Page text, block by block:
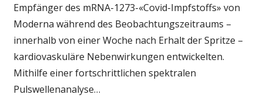
Empfänger des mRNA-1273-«Covid-Impfstoffs» von
Moderna während des Beobachtungszeitraums –
innerhalb von einer Woche nach Erhalt der Spritze –
kardiovaskuläre Nebenwirkungen entwickelten.
Mithilfe einer fortschrittlichen spektralen
Pulswellenanalyse…